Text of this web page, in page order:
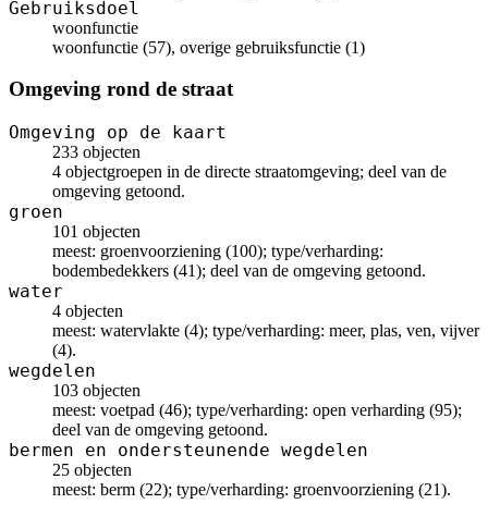
Gebruiksdoel
woonfunctie
woonfunctie (57), overige gebruiksfunctie (1)
Omgeving rond de straat
Omgeving op de kaart
233 objecten
4 objectgroepen in de directe straatomgeving; deel van de
omgeving getoond.
groen
101 objecten
meest: groenvoorziening (100); type/verharding:
bodembedekkers (41); deel van de omgeving getoond.
water
4 objecten
meest: watervlakte (4); type/verharding: meer, plas, ven, vijver
(4).
wegdelen
103 objecten
meest: voetpad (46); type/verharding: open verharding (95);
deel van de omgeving getoond.
bermen en ondersteunende wegdelen
25 objecten
meest: berm (22); type/verharding: groenvoorziening (21).